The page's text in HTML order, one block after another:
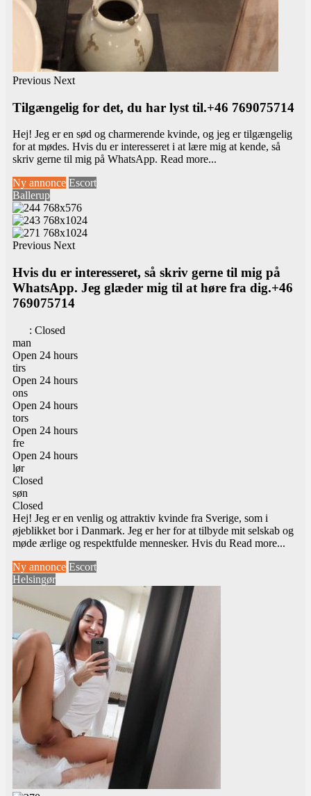
Previous Next
Tilgængelig for det, du har lyst til.+46 769075714
Hej! Jeg er en sød og charmerende kvinde, og jeg er tilgængelig
for at mødes. Hvis du er interesseret i at lære mig at kende, så
skriv gerne til mig på WhatsApp. Read more...
Ny annonce Escort
Ballerup
Previous Next
Hvis du er interesseret, så skriv gerne til mig på
WhatsApp. Jeg glæder mig til at høre fra dig.+46
769075714
: Closed
man
Open 24 hours
tirs
Open 24 hours
ons
Open 24 hours
tors
Open 24 hours
fre
Open 24 hours
lør
Closed
søn
Closed
Hej! Jeg er en venlig og attraktiv kvinde fra Sverige, som i
øjeblikket bor i Danmark. Jeg er her for at tilbyde mit selskab og
møde ærlige og respektfulde mennesker. Hvis du Read more...
Ny annonce Escort
Helsingør